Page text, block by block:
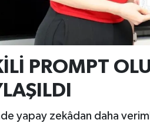
PROMPT
yapay zekâdan daha